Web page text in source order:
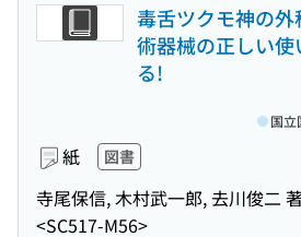
毒舌ツクモ神の
術器械の正しい
る!
紙 図書
寺尾保信, 木村武一郎, 去川俊二
<SC517-M56>
国立